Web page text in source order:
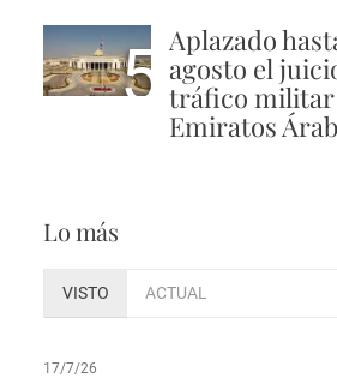
5 Aplazado
agosto el
tráfico militar
Emiratos
Lo más
VISTO ACTUAL
17/7/26